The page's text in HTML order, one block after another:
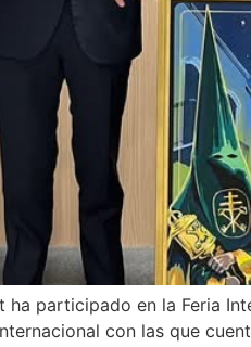
participado en la Feria
con las que